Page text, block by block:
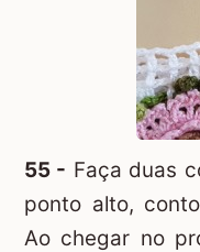
55 - Faça duas
ponto alto,
Ao chegar no